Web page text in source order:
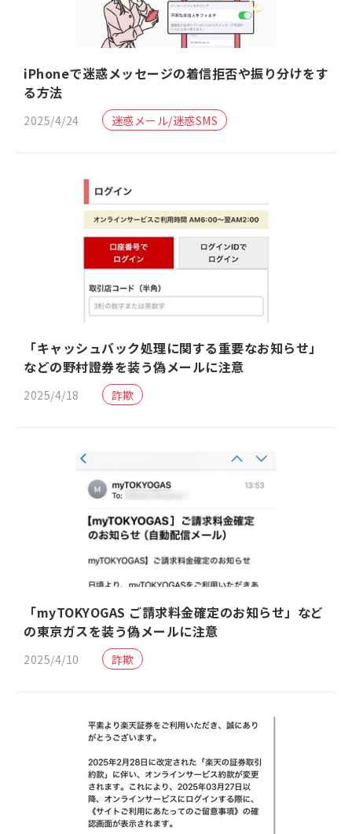
iPhoneで迷惑メッセージの着信拒否や振り分けをす
る方法
2025/4/24 迷惑メール/迷惑SMS
「キャッシュバック処理に関する重要なお知らせ」
などの野村證券を装う偽メールに注意
2025/4/18 詐欺
「myTOKYOGAS ご請求料金確定のお知らせ」など
の東京ガスを装う偽メールに注意
2025/4/10 詐欺